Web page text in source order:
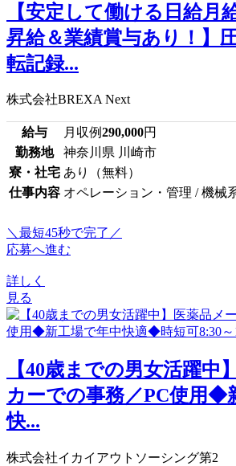
【安定して働ける日給
昇給＆業績賞与あり！】
転記録...
株式会社BREXA Next
給与 月収例290,000円
勤務地
神奈川県 川崎市
寮・社宅 あり（無料）
仕事内容 オペレーション・管理 / 機械
＼最短45秒で完了／
応募へ進む
詳しく
見る
【40歳までの男女活躍中
カーでの事務／PC使用◆
快...
株式会社イカイアウトソーシング第2